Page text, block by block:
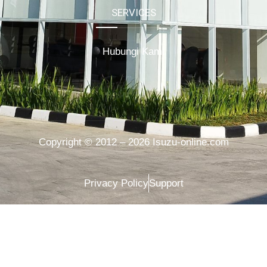
SERVICES
Hubungi Kami
Copyright © 2012 – 2026 Isuzu-online.com
Privacy PolicySupport